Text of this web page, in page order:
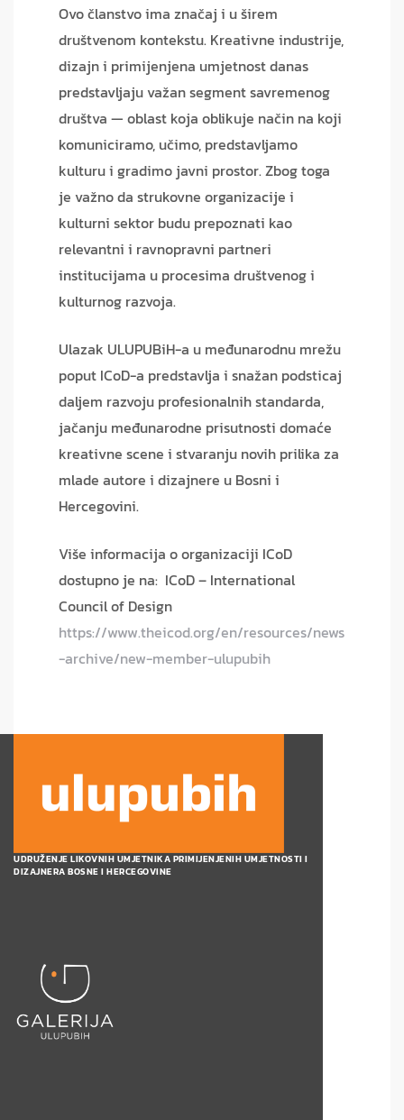
Ovo članstvo ima značaj i u širem
društvenom kontekstu. Kreativne industrije,
dizajn i primijenjena umjetnost danas
predstavljaju važan segment savremenog
društva — oblast koja oblikuje način na koji
komuniciramo, učimo, predstavljamo
kulturu i gradimo javni prostor. Zbog toga
je važno da strukovne organizacije i
kulturni sektor budu prepoznati kao
relevantni i ravnopravni partneri
institucijama u procesima društvenog i
kulturnog razvoja.
Ulazak ULUPUBiH-a u međunarodnu mrežu
poput ICoD-a predstavlja i snažan podsticaj
daljem razvoju profesionalnih standarda,
jačanju međunarodne prisutnosti domaće
kreativne scene i stvaranju novih prilika za
mlade autore i dizajnere u Bosni i
Hercegovini.
Više informacija o organizaciji ICoD
dostupno je na: ICoD – International
Council of Design
https://www.theicod.org/en/resources/news
-archive/new-member-ulupubih
UDRUŽENJE LIKOVNIH UMJETNIKA PRIMIJENJENIH UMJETNOSTI I
DIZAJNERA BOSNE I HERCEGOVINE